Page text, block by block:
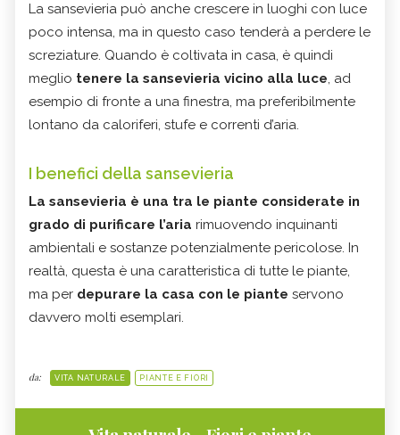
La sansevieria può anche crescere in luoghi con luce
poco intensa, ma in questo caso tenderà a perdere le
screziature. Quando è coltivata in casa, è quindi
meglio tenere la sansevieria vicino alla luce, ad
esempio di fronte a una finestra, ma preferibilmente
lontano da caloriferi, stufe e correnti d’aria.
I benefici della sansevieria
La sansevieria è una tra le piante considerate in
grado di purificare l’aria rimuovendo inquinanti
ambientali e sostanze potenzialmente pericolose. In
realtà, questa è una caratteristica di tutte le piante,
ma per depurare la casa con le piante servono
davvero molti esemplari.
da: VITA NATURALE PIANTE E FIORI